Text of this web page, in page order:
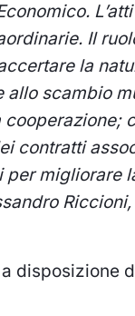
Il
la
allo scambio
contratti
migliorare
disposizione